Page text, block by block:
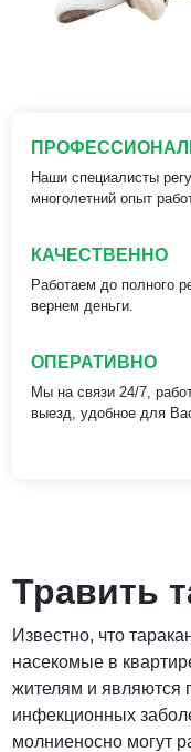
Наши специалисты
многолетний опыт
КАЧЕСТВЕННО
Работаем до полного
вернем деньги.
ОПЕРАТИВНО
Мы на связи 24/7,
выезд, удобное для
Травить
Известно, что
насекомые в
жителям и являются
инфекционных
молниеносно могут